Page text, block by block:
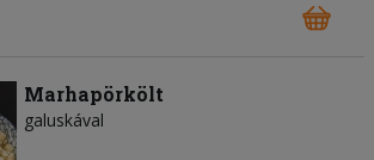
Marhapörkölt
galuskával